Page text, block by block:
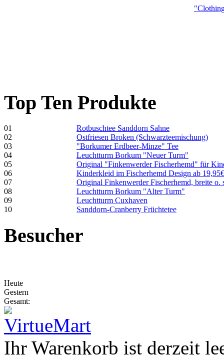
Top Ten Produkte
01
Rotbuschtee Sanddorn Sahne
02
Ostfriesen Broken (Schwarzteemischung)
03
"Borkumer Erdbeer-Minze" Tee
04
Leuchtturm Borkum "Neuer Turm"
05
Original "Finkenwerder Fischerhemd" für
06
Kinderkleid im Fischerhemd Design ab 19,95€
07
Original Finkenwerder Fischerhemd, breite o.
08
Leuchtturm Borkum "Alter Turm"
09
Leuchtturm Cuxhaven
10
Sanddorn-Cranberry Früchtetee
Besucher
Heute
Gestern
Gesamt:
Ihr Warenkorb ist derzeit